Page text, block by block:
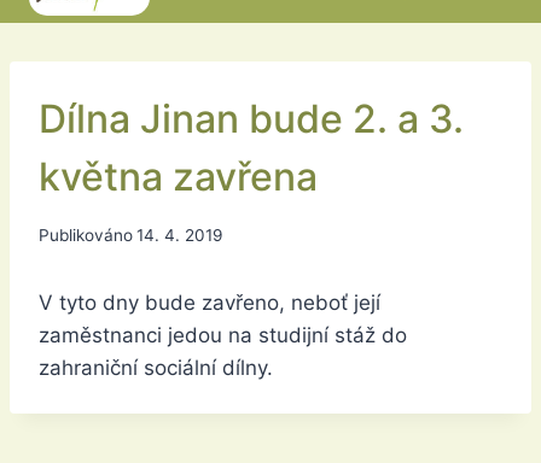
Dílna Jinan bude 2. a 3.
května zavřena
Publikováno14. 4. 2019
V tyto dny bude zavřeno, neboť její
zaměstnanci jedou na studijní stáž do
zahraniční sociální dílny.